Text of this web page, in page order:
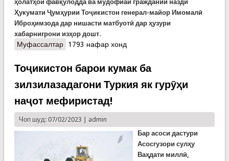
ҳолатҳои фавқулодда ва мудофиаи граждании назди
Ҳукумати Ҷумҳурии Тоҷикистон генерал-майор Имомалӣ
Иброҳимзода дар нишасти матбуотӣ дар ҳузури
хабарнигрони изҳор дошт.
Муфассалтаро Соли гузашта дар Тоҷикистон 697 ҳодиса ва
1793 нафар хонд
Тоҷикистон барои кумак ба
зилзилазадагони Туркия як гурӯҳи
наҷот мефиристад!
Чоп шуд: 07/02/2023 | admin
Бар асоси дастури
Асосгузори сулҳу
Ваҳдати миллӣ,